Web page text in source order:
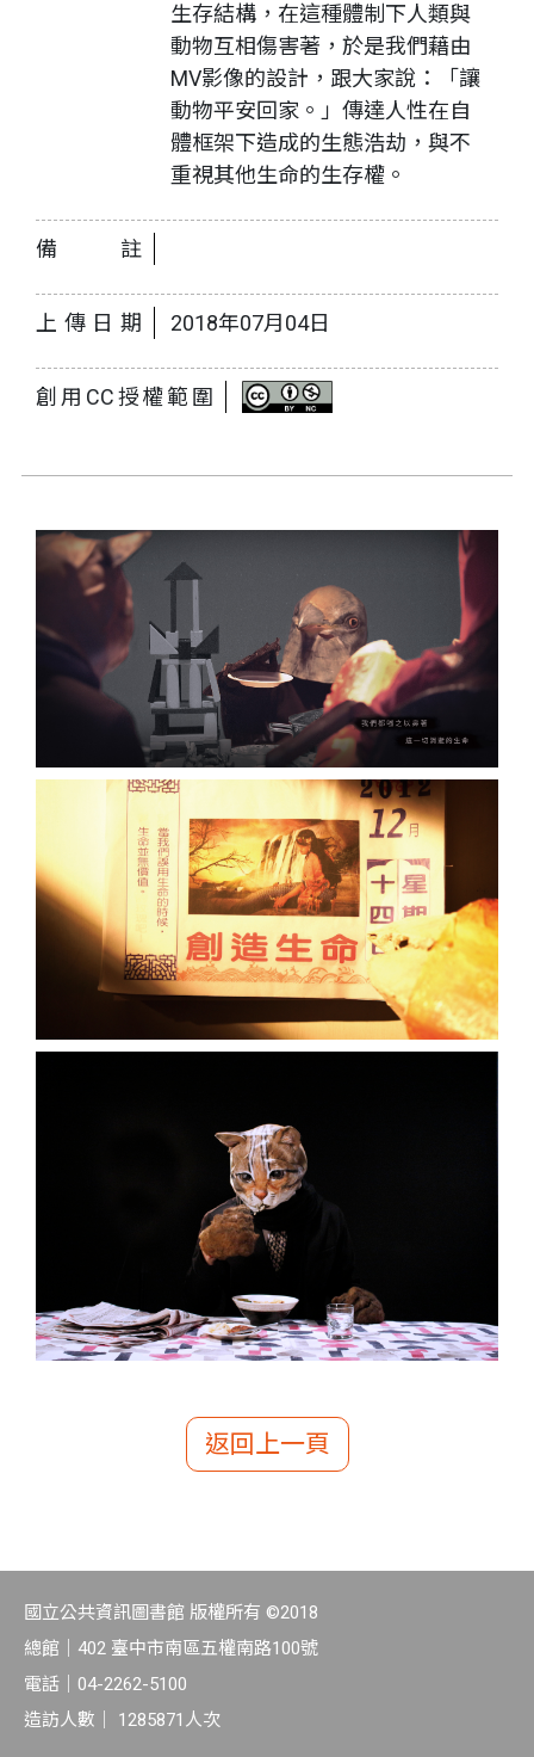
生存結構，在這種體制下人類與
動物互相傷害著，於是我們藉由
MV影像的設計，跟大家說：「讓
動物平安回家。」傳達人性在自
體框架下造成的生態浩劫，與不
重視其他生命的生存權。
備註
上傳日期 2018年07月04日
創用CC授權範圍
返回上一頁
國立公共資訊圖書館 版權所有 ©2018
總館｜ 402 臺中市南區五權南路100號
電話｜ 04-2262-5100
造訪人數｜ 1285871 人次